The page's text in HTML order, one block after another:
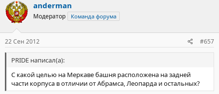
anderman
Модератор Команда форума
22 Сен 2012 #657
PRIDE написал(а):
С какой целью на Меркаве башня расположена на задней
части корпуса в отличии от Абрамса, Леопарда и остальных?